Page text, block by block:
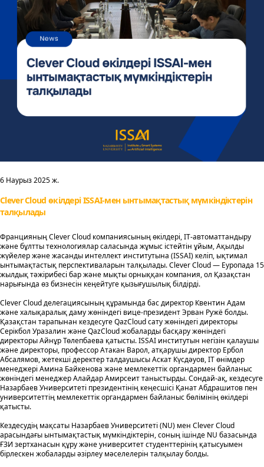
6 Наурыз 2025 ж.
Clever Cloud өкілдері ISSAI-мен ынтымақтастық мүмкіндіктерін
талқылады
Францияның Clever Cloud компаниясының өкілдері, IT-автоматтандыру
және бұлтты технологиялар саласында жұмыс істейтін ұйым, Ақылды
жүйелер және жасанды интеллект институтына (ISSAI) келіп, ықтимал
ынтымақтастық перспективаларын талқылады. Clever Cloud — Еуропада 15
жылдық тәжірибесі бар және мықты орныққан компания, ол Қазақстан
нарығында өз бизнесін кеңейтуге қызығушылық білдірді.
Clever Cloud делегациясының құрамында бас директор Квентин Адам
және халықаралық даму жөніндегі вице-президент Эрван Ружё болды.
Қазақстан тарапынан кездесуге QazCloud сату жөніндегі директоры
Серікбол Уразалин және QazCloud жобаларды басқару жөніндегі
директоры Айнұр Төлепбаева қатысты. ISSAI институтын негізін қалаушы
және директоры, профессор Атакан Варол, атқарушы директор Ербол
Абсалямов, жетекші деректер талдаушысы Аскат Күсдәуов, IT өнімдер
менеджері Амина Байкенова және мемлекеттік органдармен байланыс
жөніндегі менеджер Алайдар Амирсеит таныстырды. Сондай-ақ, кездесуге
Назарбаев Университеті президентінің кеңесшісі Қанат Абдрашитов пен
университеттің мемлекеттік органдармен байланыс бөлімінің өкілдері
қатысты.
Кездесудің мақсаты Назарбаев Университеті (NU) мен Clever Cloud
арасындағы ынтымақтастық мүмкіндіктерін, соның ішінде NU базасында
ҒЗИ зертханасын құру және университет студенттерінің қатысуымен
бірлескен жобаларды әзірлеу мәселелерін талқылау болды.